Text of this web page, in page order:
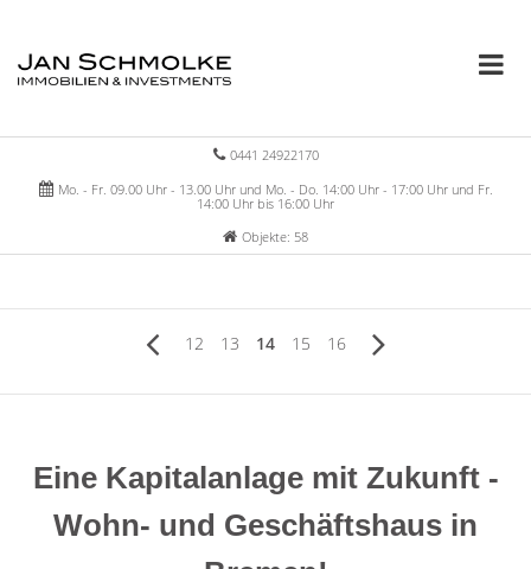
0441 24922170
Mo. - Fr. 09.00 Uhr - 13.00 Uhr und Mo. - Do. 14:00 Uhr - 17:00 Uhr und Fr.
14:00 Uhr bis 16:00 Uhr
Objekte: 58
12 13 14 15 16
Eine Kapitalanlage mit Zukunft -
Wohn- und Geschäftshaus in